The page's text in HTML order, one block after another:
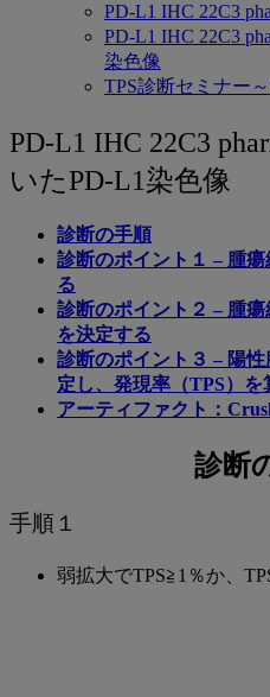
PD-L1 IHC 22C3
PD-L1 IHC 22C3
染色像
TPS診断セミナー
PD-
L1
IHC
22C3
pharmDx「ダ
コ」
L1
PD-L1 IHC 22C3
いたPD-L1染色像
診断の手順
診断のポイント１ – 腫
る
診断のポイント２ – 腫
を決定する
診断のポイント３ – 陽
定し、発現率（TPS）を
アーティファクト：
診断
手順１
弱拡大でTPS≧1％か、